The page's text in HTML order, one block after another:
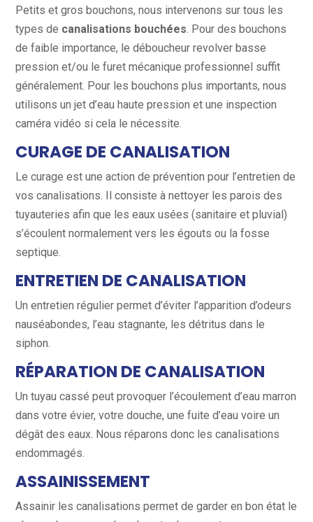
Petits et gros bouchons, nous intervenons sur tous les
types de canalisations bouchées. Pour des bouchons
de faible importance, le déboucheur revolver basse
pression et/ou le furet mécanique professionnel suffit
généralement. Pour les bouchons plus importants, nous
utilisons un jet d’eau haute pression et une inspection
caméra vidéo si cela le nécessite.
CURAGE DE CANALISATION
Le curage est une action de prévention pour l’entretien de
vos canalisations. Il consiste à nettoyer les parois des
tuyauteries afin que les eaux usées (sanitaire et pluvial)
s’écoulent normalement vers les égouts ou la fosse
septique.
ENTRETIEN DE CANALISATION
Un entretien régulier permet d’éviter l’apparition d’odeurs
nauséabondes, l’eau stagnante, les détritus dans le
siphon.
RÉPARATION DE CANALISATION
Un tuyau cassé peut provoquer l’écoulement d’eau marron
dans votre évier, votre douche, une fuite d’eau voire un
dégât des eaux. Nous réparons donc les canalisations
endommagés.
ASSAINISSEMENT
Assainir les canalisations permet de garder en bon état le